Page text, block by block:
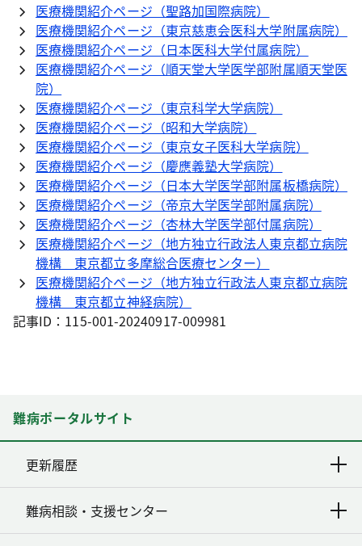
医療機関紹介ページ（聖路加国際病院）
医療機関紹介ページ（東京慈恵会医科大学附属病院）
医療機関紹介ページ（日本医科大学付属病院）
医療機関紹介ページ（順天堂大学医学部附属順天堂医
院）
医療機関紹介ページ（東京科学大学病院）
医療機関紹介ページ（昭和大学病院）
医療機関紹介ページ（東京女子医科大学病院）
医療機関紹介ページ（慶應義塾大学病院）
医療機関紹介ページ（日本大学医学部附属板橋病院）
医療機関紹介ページ（帝京大学医学部附属病院）
医療機関紹介ページ（杏林大学医学部付属病院）
医療機関紹介ページ（地方独立行政法人東京都立病院
機構 東京都立多摩総合医療センター）
医療機関紹介ページ（地方独立行政法人東京都立病院
機構 東京都立神経病院）
記事ID：115-001-20240917-009981
難病ポータルサイト
更新履歴
難病相談・支援センター